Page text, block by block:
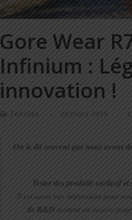
Gore Wear
Infinium :
innovation !
Textiles 29 mars 2019
On le dit souvent que nous avons
Tester des produits exclusif
Il est aussi très intéressant pour
de R&D mettent en oeuvre